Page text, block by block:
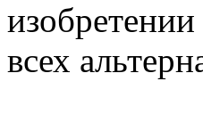
всех